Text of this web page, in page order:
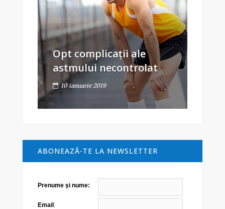
Opt complicații ale
astmului necontrolat
10 ianuarie 2019
ABONEAZĂ-TE LA NEWSLETTER
Prenume şi nume:
Email :